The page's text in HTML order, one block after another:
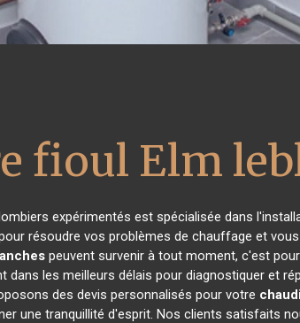
fioul Elm
expérimentés est spécialisée dans
résoudre vos problèmes de chauffage et
peuvent survenir à tout moment, c'est
dans les meilleurs délais pour diagnostiquer et
des devis personnalisés pour votre
une tranquillité d'esprit. Nos clients satisfaits